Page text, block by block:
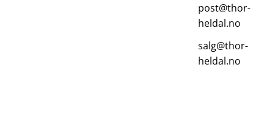
post@thor-
heldal.no
salg@thor-
heldal.no